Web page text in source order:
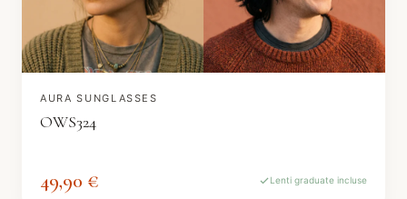
AURA SUNGLASSES
OWS324
49,90 € Lenti graduate incluse